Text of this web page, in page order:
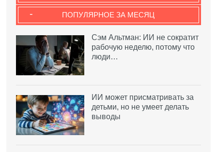
ПОПУЛЯРНОЕ ЗА МЕСЯЦ
-
Сэм Альтман: ИИ не сократит
рабочую неделю, потому что
люди…
ИИ может присматривать за
детьми, но не умеет делать
выводы